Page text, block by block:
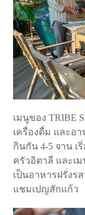
เมนูของ TRIBE
เครื่องดื่ม และอ
กินกัน 4-5 จาน เ
ครัวอิตาลี และเ
เป็นอาหารฝรั่งร
แชมเปญสักแก้ว